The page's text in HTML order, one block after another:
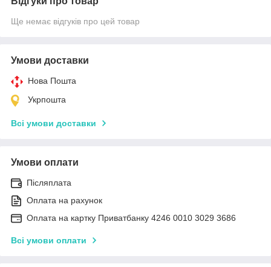
Ще немає відгуків про цей товар
Умови доставки
Нова Пошта
Укрпошта
Всі умови доставки
Умови оплати
Післяплата
Оплата на рахунок
Оплата на картку Приватбанку 4246 0010 3029 3686
Всі умови оплати